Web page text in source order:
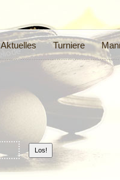
Aktuelles Turniere